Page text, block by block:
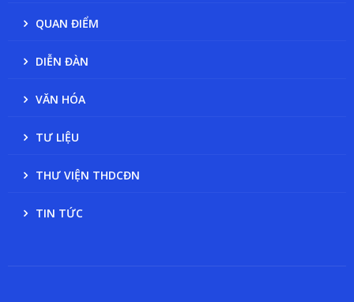
QUAN ĐIỂM
DIỄN ĐÀN
VĂN HÓA
TƯ LIỆU
THƯ VIỆN THDCĐN
TIN TỨC